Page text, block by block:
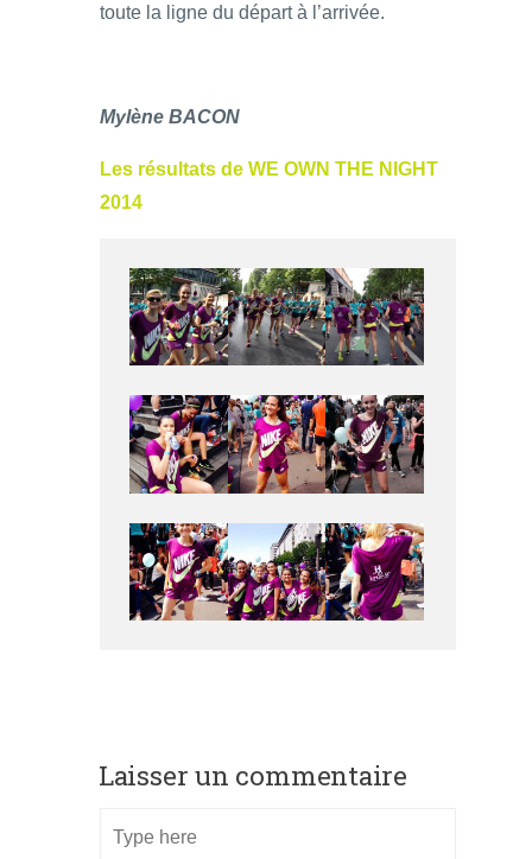
toute la ligne du départ à l’arrivée.
Mylène BACON
Les résultats de WE OWN THE NIGHT
2014
Laisser un commentaire